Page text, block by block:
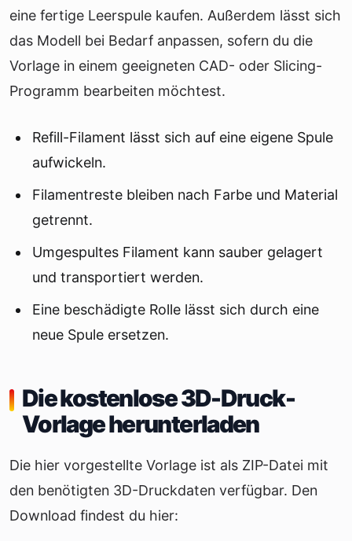
eine fertige Leerspule kaufen. Außerdem lässt sich
das Modell bei Bedarf anpassen, sofern du die
Vorlage in einem geeigneten CAD- oder Slicing-
Programm bearbeiten möchtest.
Refill-Filament lässt sich auf eine eigene Spule
aufwickeln.
Filamentreste bleiben nach Farbe und Material
getrennt.
Umgespultes Filament kann sauber gelagert
und transportiert werden.
Eine beschädigte Rolle lässt sich durch eine
neue Spule ersetzen.
Die kostenlose 3D-Druck-
Vorlage herunterladen
Die hier vorgestellte Vorlage ist als ZIP-Datei mit
den benötigten 3D-Druckdaten verfügbar. Den
Download findest du hier: